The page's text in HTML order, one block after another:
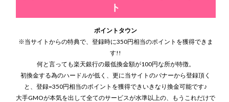
ト
ポイントタウン
※当サイトからの特典で、登録時に350円相当のポイントを獲得できま
す!!
何と言っても楽天銀行の最低換金額が100円な所が特徴。
初換金する為のハードルが低く、更に当サイトのバナーから登録頂く
と、登録=350円相当のポイントを獲得できいきなり換金可能です♪
大手GMOが本気を出して全てのサービスが水準以上の、もうこれだけで